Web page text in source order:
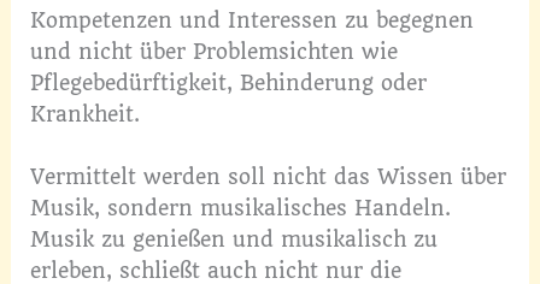
Kompetenzen und Interessen zu begegnen
und nicht über Problemsichten wie
Pflegebedürftigkeit, Behinderung oder
Krankheit.
Vermittelt werden soll nicht das Wissen über
Musik, sondern musikalisches Handeln.
Musik zu genießen und musikalisch zu
erleben, schließt auch nicht nur die